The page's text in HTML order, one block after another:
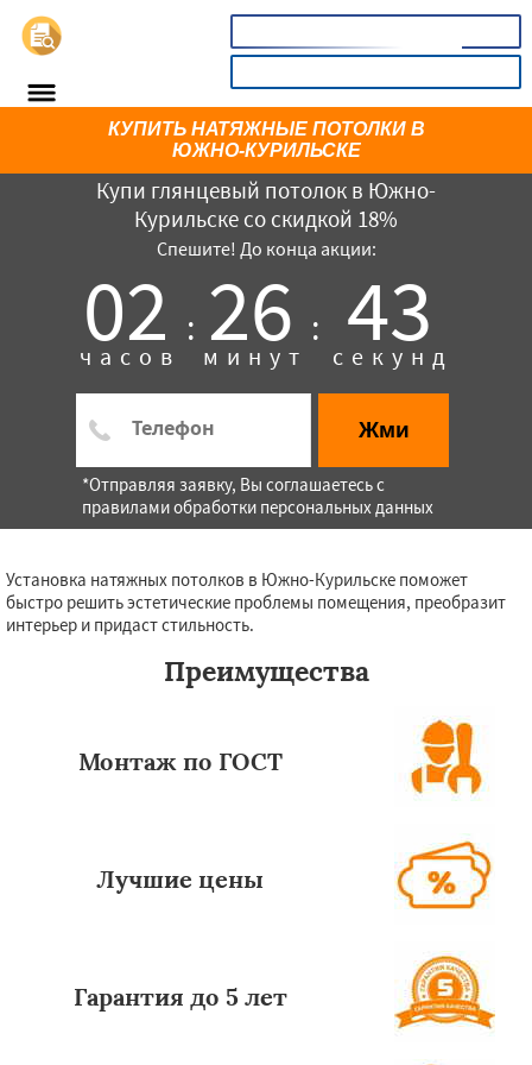
Купи глянцевый потолок в Южно-
Курильске со скидкой 18%
Спешите! До конца акции:
02 :
часов 26 :
минут 43
секунд
Жми
*Отправляя заявку, Вы соглашаетесь с
правилами обработки персональных данных
КУПИТЬ НАТЯЖНЫЕ ПОТОЛКИ В
ЮЖНО-КУРИЛЬСКЕ
Установка натяжных потолков в Южно-Курильске поможет
быстро решить эстетические проблемы помещения, преобразит
интерьер и придаст стильность.
Преимущества
Монтаж по ГОСТ
Лучшие цены
Гарантия до 5 лет
×
Даю согласие на обработку персональных данных